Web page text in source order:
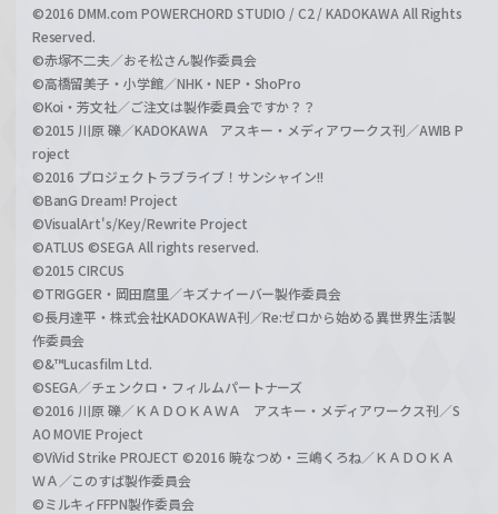
©2016 DMM.com POWERCHORD STUDIO / C2 / KADOKAWA All Rights
Reserved.
©赤塚不二夫／おそ松さん製作委員会
©高橋留美子・小学館／NHK・NEP・ShoPro
©Koi・芳文社／ご注文は製作委員会ですか？？
©2015 川原 礫／KADOKAWA アスキー・メディアワークス刊／AWIB P
roject
©2016 プロジェクトラブライブ！サンシャイン!!
©BanG Dream! Project
©VisualArt's/Key/Rewrite Project
©ATLUS ©SEGA All rights reserved.
©2015 CIRCUS
©TRIGGER・岡田麿里／キズナイーバー製作委員会
©長月達平・株式会社KADOKAWA刊／Re:ゼロから始める異世界生活製
作委員会
©&™Lucasfilm Ltd.
©SEGA／チェンクロ・フィルムパートナーズ
©2016 川原 礫／ＫＡＤＯＫＡＷＡ アスキー・メディアワークス刊／S
AO MOVIE Project
©ViVid Strike PROJECT ©2016 暁なつめ・三嶋くろね／ＫＡＤＯＫＡ
ＷＡ／このすば製作委員会
©ミルキィFFPN製作委員会